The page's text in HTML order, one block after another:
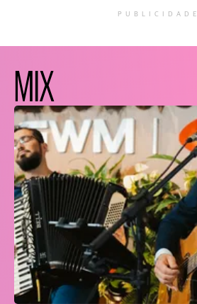
PUBLICIDADE
MIX